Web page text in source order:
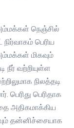
நெஞ்சில்
பெரிய
மிகவும்
நீர் வற்றியுள்ள
நிலத்தடி
பெரிதாக
அதிகமாக்கிய
தன்னிச்சையாக